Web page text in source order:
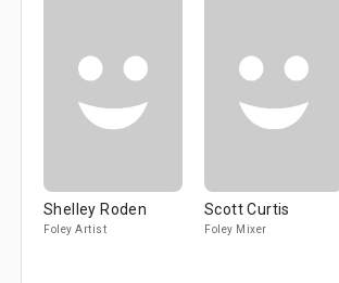
Shelley Roden
Foley Artist
Scott Curtis
Foley Mixer